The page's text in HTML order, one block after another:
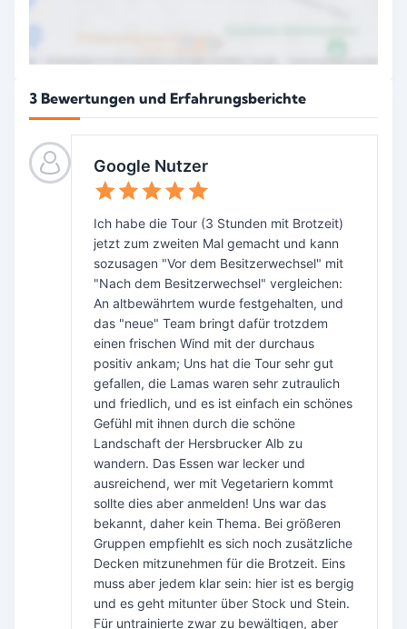
3 Bewertungen und Erfahrungsberichte
Google Nutzer
Ich habe die Tour (3 Stunden mit Brotzeit)
jetzt zum zweiten Mal gemacht und kann
sozusagen "Vor dem Besitzerwechsel" mit
"Nach dem Besitzerwechsel" vergleichen:
An altbewährtem wurde festgehalten, und
das "neue" Team bringt dafür trotzdem
einen frischen Wind mit der durchaus
positiv ankam; Uns hat die Tour sehr gut
gefallen, die Lamas waren sehr zutraulich
und friedlich, und es ist einfach ein schönes
Gefühl mit ihnen durch die schöne
Landschaft der Hersbrucker Alb zu
wandern. Das Essen war lecker und
ausreichend, wer mit Vegetariern kommt
sollte dies aber anmelden! Uns war das
bekannt, daher kein Thema. Bei größeren
Gruppen empfiehlt es sich noch zusätzliche
Decken mitzunehmen für die Brotzeit. Eins
muss aber jedem klar sein: hier ist es bergig
und es geht mitunter über Stock und Stein.
Für untrainierte zwar zu bewältigen, aber